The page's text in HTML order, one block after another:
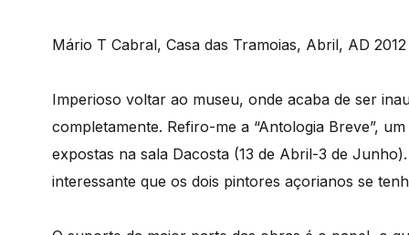
Mário T Cabral, Casa das Tramoias, Abril, AD 2012
Imperioso voltar ao museu, onde acaba de ser
completamente. Refiro-me a “Antologia Breve”,
expostas na sala Dacosta (13 de Abril-3 de
interessante que os dois pintores açorianos se